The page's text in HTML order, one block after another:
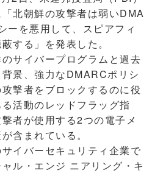
北朝鮮の攻撃者は弱いDMA
ーを悪用して、スピアフィ
する」を発表した。
サイバープログラムと過去
景、強力なDMARCポリシ
撃者をブロックするのに役
活動のレッドフラッグ指
者が使用する2つの電子メ
含まれている。
イバーセキュリティ企業で
ル・エンジ ニアリング・キ